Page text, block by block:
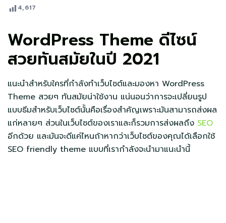
4,617
WordPress Theme ดีไซน์
สวยทันสมัยในปี 2021
แนะนำสำหรับใครที่กำลังทำเว็บไซต์และมองหา WordPress
Theme สวยๆ ทันสมัยน่าใช้งาน แน่นอนว่าการจะเปลี่ยนรูป
แบบธีมสำหรับเว็บไซต์นั้นคือเรื่องสำคัญเพราะมันสามารถส่งผล
แก่หลายๆ ส่วนในเว็บไซต์ของเราและก็รวมการส่งผลถึง SEO
อีกด้วย และมันจะดีแค่ไหนถ้าหากว่าเว็บไซต์ของคุณได้เลือกใช้
SEO friendly theme แบบที่เรากำลังจะนำมาแนะนำนี้